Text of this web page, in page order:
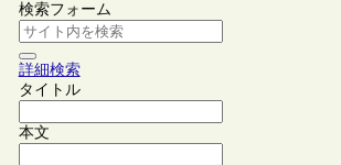
検索フォーム
詳細検索
タイトル
本文